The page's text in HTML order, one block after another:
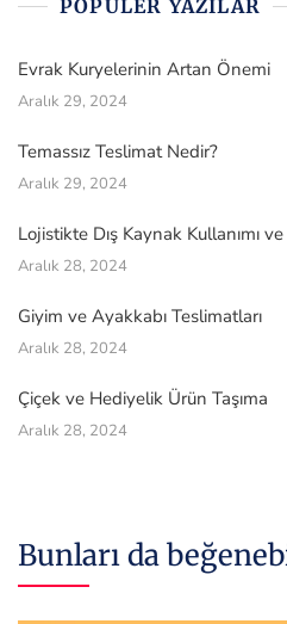
POPÜLER YAZILAR
Evrak Kuryelerinin Artan Önemi
Aralık 29, 2024
Temassız Teslimat Nedir?
Aralık 29, 2024
Lojistikte Dış Kaynak Kullanımı
Aralık 28, 2024
Giyim ve Ayakkabı Teslimatları
Aralık 28, 2024
Çiçek ve Hediyelik Ürün Taşıma
Aralık 28, 2024
Bunları da